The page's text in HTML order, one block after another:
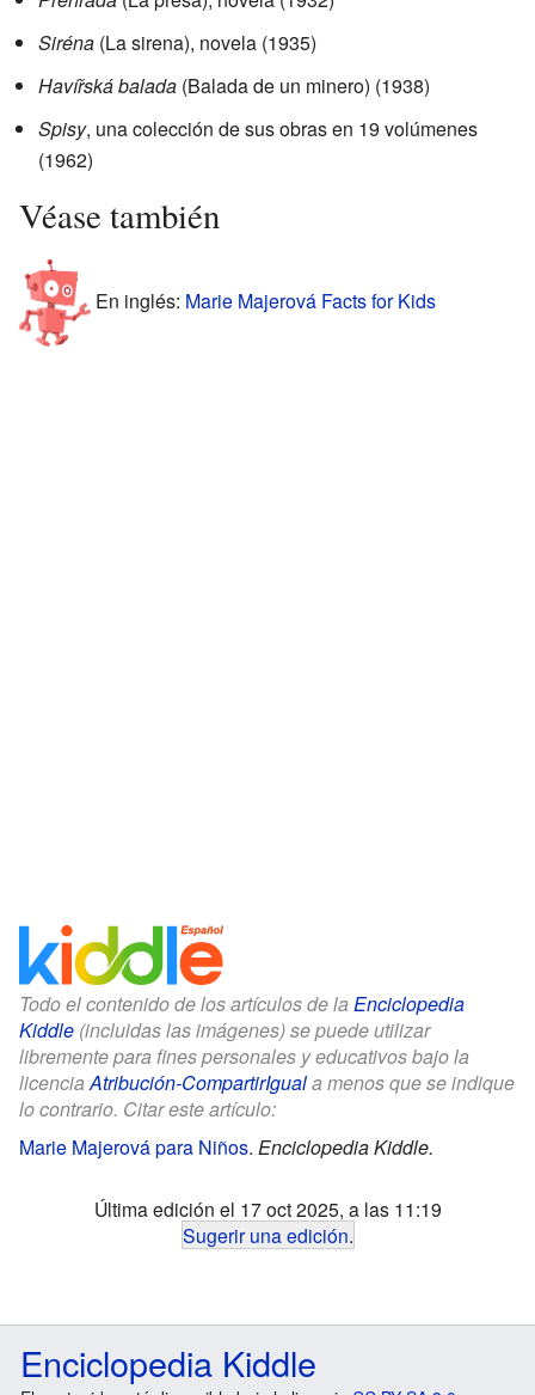
Siréna (La sirena), novela (1935)
Havířská balada (Balada de un minero) (1938)
Spisy, una colección de sus obras en 19 volúmenes
(1962)
Véase también
En inglés: Marie Majerová Facts for Kids
Todo el contenido de los artículos de la Enciclopedia
Kiddle (incluidas las imágenes) se puede utilizar
libremente para fines personales y educativos bajo la
licenciaAtribución-CompartirIguala menos que se indique
lo contrario. Citar este artículo:
Marie Majerová para Niños. Enciclopedia Kiddle.
Última edición el 17 oct 2025, a las 11:19
Sugerir una edición.
Enciclopedia Kiddle